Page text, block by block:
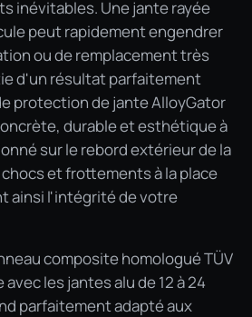
inévitables. Une jante rayée
peut rapidement engendrer
ou de remplacement très
d'un résultat parfaitement
protection de jante AlloyGator
durable et esthétique à
sur le rebord extérieur de la
et frottements à la place
ainsi l'intégrité de votre
composite homologué TÜV
les jantes alu de 12 à 24
parfaitement adapté aux